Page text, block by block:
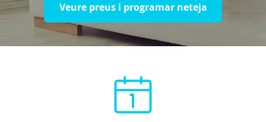
Veure preus i programar neteja